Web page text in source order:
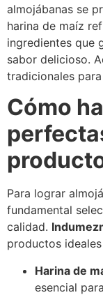
almojábanas se
harina de maíz
ingredientes que
sabor delicioso.
tradicionales
Cómo
Para lograr
fundamental
calidad.
productos
Harina de
esencial